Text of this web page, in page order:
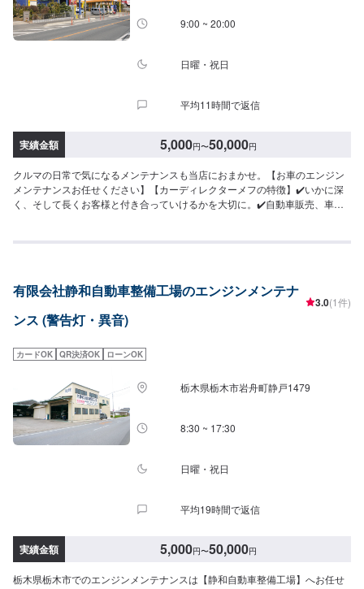
9:00 ~ 20:00
日曜・祝日
平均11時間で返信
実績金額 5,000円〜50,000円
クルマの日常で気になるメンテナンスも当店におまかせ。【お車のエンジン
メンテナンスお任せください】【カーディレクターメフの特徴】✔️いかに深
く、そして長くお客様と付き合っていけるかを大切に。✔️自動車販売、車
込み・ご購入希望の旨をオファー備考欄にご記載ください。【代車につい
有限会社静和自動車整備工場のエンジンメンテナ
ンス (警告灯・異音)
3.0(1件)
カードOK QR決済OK ローンOK
栃木県栃木市岩舟町静戸1479
8:30 ~ 17:30
日曜・祝日
平均19時間で返信
実績金額 5,000円〜50,000円
栃木県栃木市でのエンジンメンテナンスは【静和自動車整備工場】へお任せ